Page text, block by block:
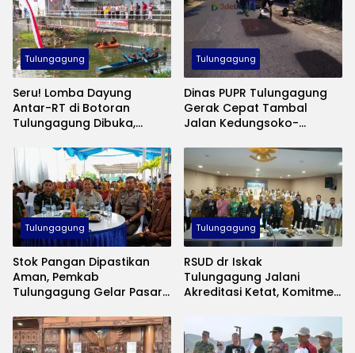
Tulungagung
Seru! Lomba Dayung
Antar-RT di Botoran
Tulungagung Dibuka,
Tekankan Sportivitas
Tulungagung
Dinas PUPR Tulungagung
Gerak Cepat Tambal
Jalan Kedungsoko-
Coldmix
Tulungagung
Stok Pangan Dipastikan
Aman, Pemkab
Tulungagung Gelar Pasar
Tulungagung
RSUD dr Iskak
Tulungagung Jalani
Akreditasi Ketat, Komitmen
Kesehatan